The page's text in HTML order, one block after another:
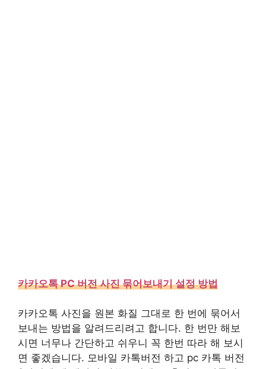
카카오톡 PC 버전 사진 묶어보내기 설정 방법
카카오톡 사진을 원본 화질 그대로 한 번에 묶어서
보내는 방법을 알려드리려고 합니다. 한 번만 해보
시면 너무나 간단하고 쉬우니 꼭 한번 따라 해 보시
면 좋겠습니다. 모바일 카톡버전 하고 pc 카톡 버전